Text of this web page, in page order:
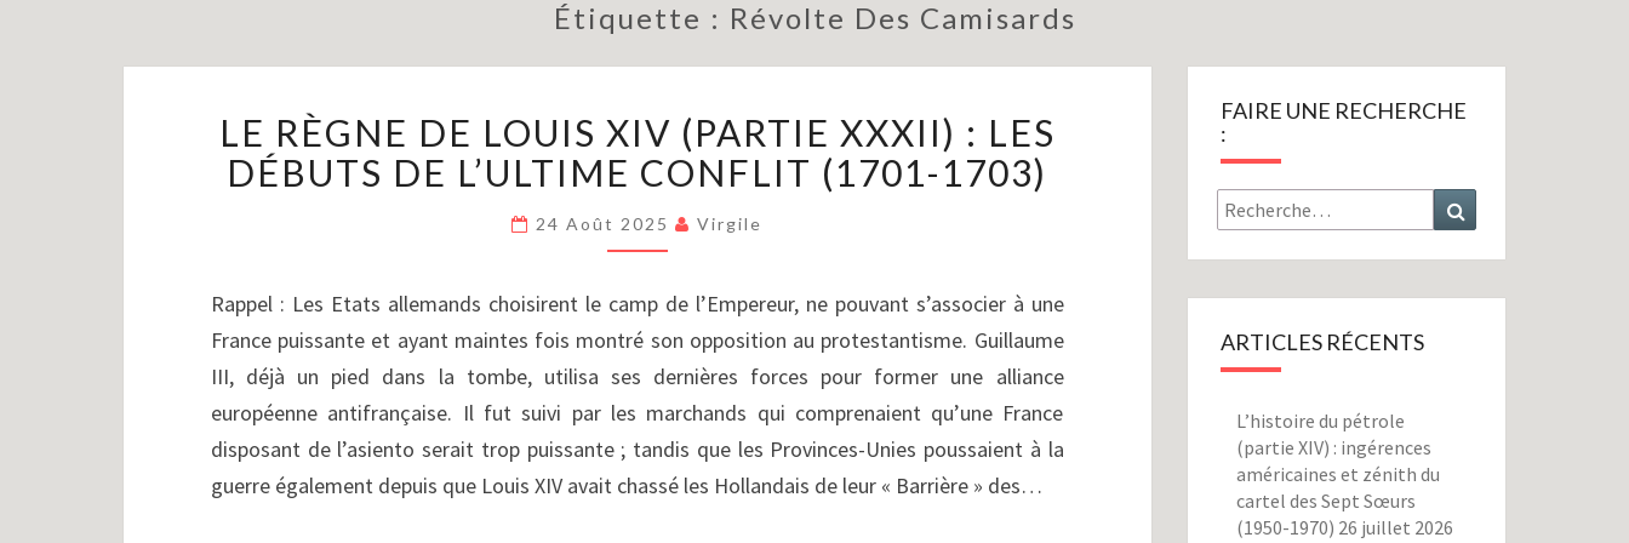
Étiquette : Révolte Des Camisards
RÈGNE
DE
LOUIS
XIV
(PARTIE
:
LES
DÉBUTS
DE
L’ULTIME
CONFLIT
(1701-
LE RÈGNE DE LOUIS XIV (PARTIE XXXII) : LES
DÉBUTS DE L’ULTIME CONFLIT (1701-1703)
24 Août 2025 Virgile
Rappel : Les Etats allemands choisirent le camp de l’Empereur, ne pouvant s’associer à une
France puissante et ayant maintes fois montré son opposition au protestantisme. Guillaume
III, déjà un pied dans la tombe, utilisa ses dernières forces pour former une alliance
européenne antifrançaise. Il fut suivi par les marchands qui comprenaient qu’une France
disposant de l’asiento serait trop puissante ; tandis que les Provinces-Unies poussaient à la
guerre également depuis que Louis XIV avait chassé les Hollandais de leur « Barrière » des…
FAIRE UNE RECHERCHE
:
Rechercher :
ARTICLES RÉCENTS
L’histoire du pétrole
(partie XIV) : ingérences
américaines et zénith du
cartel des Sept Sœurs
(1950-1970) 26 juillet 2026